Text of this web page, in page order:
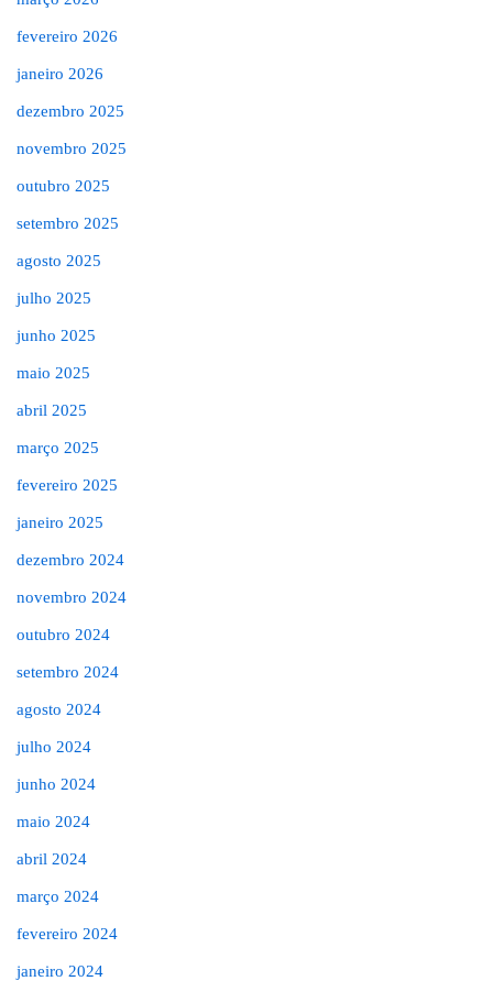
fevereiro 2026
janeiro 2026
dezembro 2025
novembro 2025
outubro 2025
setembro 2025
agosto 2025
julho 2025
junho 2025
maio 2025
abril 2025
março 2025
fevereiro 2025
janeiro 2025
dezembro 2024
novembro 2024
outubro 2024
setembro 2024
agosto 2024
julho 2024
junho 2024
maio 2024
abril 2024
março 2024
fevereiro 2024
janeiro 2024